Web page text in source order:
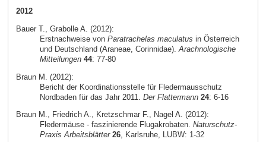
2012
Bauer T., Grabolle A. (2012):
Erstnachweise von Paratrachelas maculatus in Österreich
und Deutschland (Araneae, Corinnidae). Arachnologische
Mitteilungen 44: 77-80
Braun M. (2012):
Bericht der Koordinationsstelle für Fledermausschutz
Nordbaden für das Jahr 2011. Der Flattermann 24: 6-16
Braun M., Friedrich A., Kretzschmar F., Nagel A. (2012):
Fledermäuse - faszinierende Flugakrobaten. Naturschutz-
Praxis Arbeitsblätter 26, Karlsruhe, LUBW: 1-32